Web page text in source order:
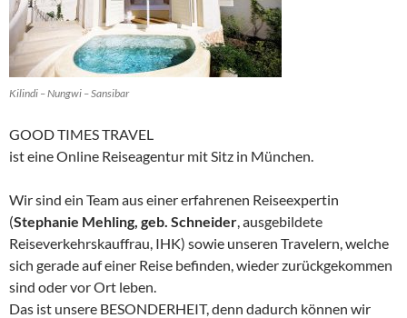
Kilindi – Nungwi – Sansibar
GOOD TIMES TRAVEL
ist eine Online Reiseagentur mit Sitz in München.
Wir sind ein Team aus einer erfahrenen Reiseexpertin
(Stephanie Mehling, geb. Schneider, ausgebildete
Reiseverkehrskauffrau, IHK) sowie unseren Travelern, welche
sich gerade auf einer Reise befinden, wieder zurückgekommen
sind oder vor Ort leben.
Das ist unsere BESONDERHEIT, denn dadurch können wir